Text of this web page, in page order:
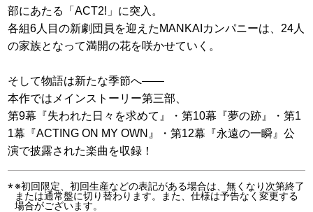
部にあたる「ACT2!」に突入。
各組6人目の新劇団員を迎えたMANKAIカンパニーは、24人
の家族となって満開の花を咲かせていく。
そして物語は新たな季節へ――
本作ではメインストーリー第三部、
第9幕『失われた日々を求めて』・第10幕『夢の跡』・第1
1幕『ACTING ON MY OWN』・第12幕『永遠の一瞬』公
演で披露された楽曲を収録！
※初回限定、初回生産などの表記がある場合は、無くなり次第終了
または通常盤に切り替わります。また、仕様は予告なく変更する
場合がございます。